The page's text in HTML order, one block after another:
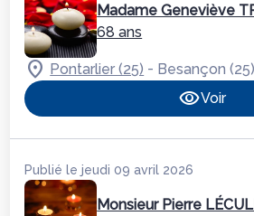
Madame Geneviève
68 ans
Pontarlier (25) - Besançon (25)
Voir
Publié le jeudi 09 avril 2026
Monsieur Pierre